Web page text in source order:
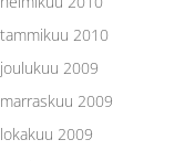
tammikuu 2010
joulukuu 2009
marraskuu 2009
lokakuu 2009